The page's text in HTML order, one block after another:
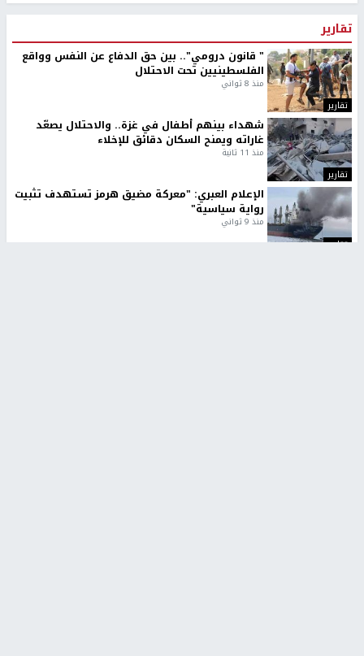
تقارير
تقارير
" قانون درومي".. بين حق الدفاع عن النفس وواقع
الفلسطينيين تحت الاحتلال
منذ 8 ثواني
تقارير
شهداء بينهم أطفال في غزة.. والاحتلال يصعّد
غاراته ويمنح السكان دقائق للإخلاء
منذ 11 ثانية
تقارير
الإعلام العبري: "معركة مضيق هرمز تستهدف تثبيت
رواية سياسية"
منذ 9 ثواني